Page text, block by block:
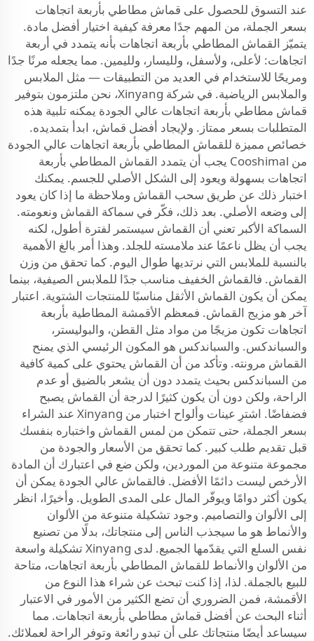
عند التسوق للحصول على قماش مطاطي بأربعة اتجاهات
بسعر الجملة، من المهم جدًا معرفة كيفية اختيار أفضل مادة.
يتميّز القماش المطاطي بأربعة اتجاهات بأنه يتمدد في أربعة
اتجاهات: لأعلى، ولأسفل، ولليسار، ولليمين. مما يجعله مرنًا جدًا
ومريحًا للاستخدام في العديد من التطبيقات — مثل الملابس
والملابس الرياضية. في شركة Xinyang، نحن ملتزمون بتوفير
قماش مطاطي بأربعة اتجاهات عالي الجودة يمكنه تلبية هذه
المتطلبات بسعر ممتاز. ولإيجاد أفضل قماش، ابدأ بتمديده.
خصائص مميزة للقماش المطاطي بأربعة اتجاهات عالي الجودة
من Cooshimal يجب أن يتمدد القماش المطاطي بأربعة
اتجاهات بسهولة ويعود إلى الشكل الأصلي للجسم. يمكنك
اختبار ذلك عن طريق سحب القماش وملاحظة ما إذا كان يعود
إلى وضعه الأصلي. بعد ذلك، فكّر في سماكة القماش ونعومته.
السماكة الأكبر تعني أن القماش سيستمر لفترة أطول، لكنه
يجب أن يظل ناعمًا عند ملامسته للجلد. وهذا أمر بالغ الأهمية
بالنسبة للملابس التي نرتديها طوال اليوم. كما تحقق من وزن
القماش. فالقماش الخفيف مناسب جدًا للملابس الصيفية، بينما
يمكن أن يكون القماش الأثقل مناسبًا للمنتجات الشتوية. اعتبار
آخر هو مزيج القماش. فمعظم الأقمشة المطاطية بأربعة
اتجاهات تكون مزيجًا من مواد مثل القطن، والبوليستر،
والسباندكس. والسباندكس هو المكون الرئيسي الذي يمنح
القماش مرونته. وتأكد من أن القماش يحتوي على كمية كافية
من السباندكس بحيث يتمدد دون أن يشعر بالضيق أو عدم
الراحة، ولكن دون أن يكون كثيرًا لدرجة أن القماش يصبح
فضفاضًا. اشترِ عينات وألواح اختبار من Xinyang عند الشراء
بسعر الجملة، حتى تتمكن من لمس القماش واختباره بنفسك
قبل تقديم طلب كبير. كما تحقق من الأسعار والجودة من
مجموعة متنوعة من الموردين، ولكن ضع في اعتبارك أن المادة
الأرخص ليست دائمًا الأفضل. فالقماش عالي الجودة يمكن أن
يكون أكثر دوامًا ويوفّر المال على المدى الطويل. وأخيرًا، انظر
إلى الألوان والتصاميم. وجود تشكيلة متنوعة من الألوان
والأنماط هو ما سيجذب الناس إلى منتجاتك، بدلًا من تصنيع
نفس السلع التي يقدّمها الجميع. لدى Xinyang تشكيلة واسعة
من الألوان والأنماط للقماش المطاطي بأربعة اتجاهات، متاحة
للبيع بالجملة. لذا، إذا كنت تبحث عن شراء هذا النوع من
الأقمشة، فمن الضروري أن تضع الكثير من الأمور في الاعتبار
أثناء البحث عن أفضل قماش مطاطي بأربعة اتجاهات. مما
سيساعد أيضًا منتجاتك على أن تبدو رائعة وتوفر الراحة لعملائك.